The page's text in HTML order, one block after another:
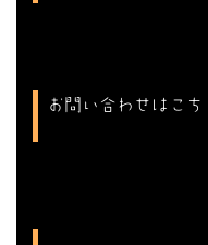
お問い合わせはこ